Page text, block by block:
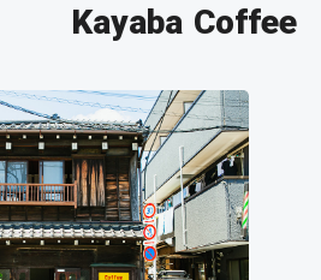
Kayaba Coffee